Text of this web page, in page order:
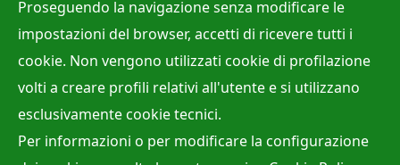
Ufficio per la Didattica
Site Map Privacy policy Accessibilità Cookie Policy
Webmaster: Dr. Raffaele Viola
Direttore:Prof. Mariano Parente
Proseguendo la navigazione senza modificare le
impostazioni del browser, accetti di ricevere tutti i
cookie. Non vengono utilizzati cookie di profilazione
volti a creare profili relativi all'utente e si utilizzano
esclusivamente cookie tecnici.
Per informazioni o per modificare la configurazione